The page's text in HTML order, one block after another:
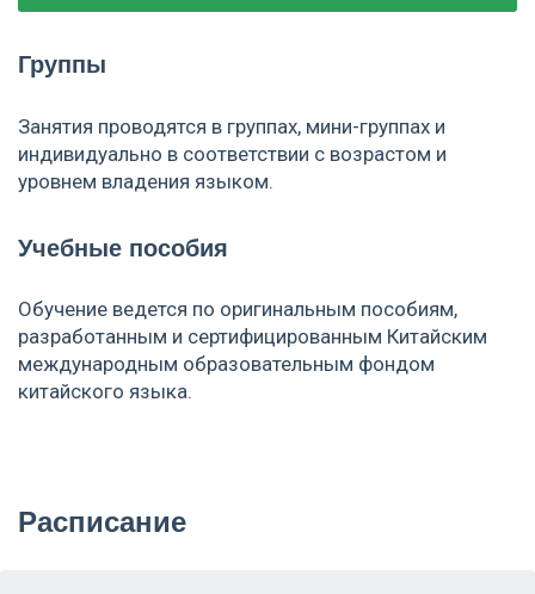
Группы
Занятия проводятся в группах, мини-группах и
индивидуально в соответствии с возрастом и
уровнем владения языком.
Учебные пособия
Обучение ведется по оригинальным пособиям,
разработанным и сертифицированным Китайским
международным образовательным фондом
китайского языка.
Расписание